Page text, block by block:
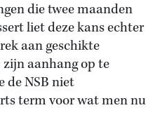
die twee maanden
liet deze kans echter
aan geschikte
aanhang op te
de NSB niet
term voor wat men nu